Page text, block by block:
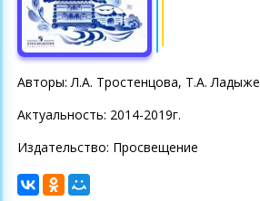
Авторы: Л.А. Тростенцова, Т.А.
Актуальность: 2014-2019г.
Издательство: Просвещение